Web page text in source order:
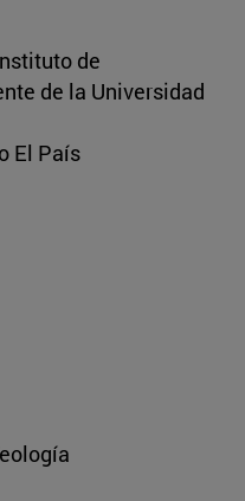
de
de la Universidad
El País